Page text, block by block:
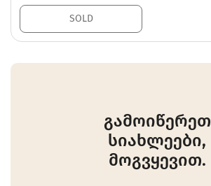
SOLD
გამოიწერეთ
სიახლეები,
მოგვყევით.